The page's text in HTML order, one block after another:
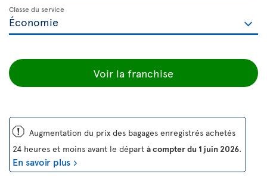
Classe du service
Voir la franchise
ü Augmentation du prix des bagages enregistrés achetés
24 heures et moins avant le départ à compter du 1 juin 2026.
En savoir plus